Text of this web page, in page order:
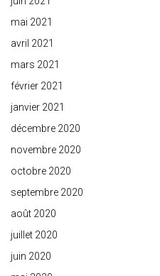
mai 2021
avril 2021
mars 2021
février 2021
janvier 2021
décembre 2020
novembre 2020
octobre 2020
septembre 2020
août 2020
juillet 2020
juin 2020